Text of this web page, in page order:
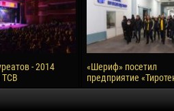
- 2014
ТСВ
«Шериф» посетил
предприятие